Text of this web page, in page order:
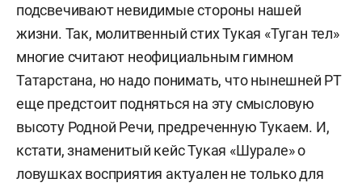
подсвечивают невидимые стороны нашей
жизни. Так, молитвенный стих Тукая «Туган тел»
многие считают неофициальным гимном
Татарстана, но надо понимать, что нынешней РТ
еще предстоит подняться на эту смысловую
высоту Родной Речи, предреченную Тукаем. И,
кстати, знаменитый кейс Тукая «Шурале» о
ловушках восприятия актуален не только для